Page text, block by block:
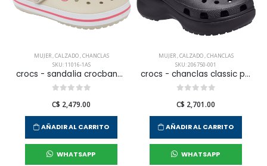
MUJER,CALZADO,CHANCLAS
SKU: 11016-1AS
crocs - sandalia crocband para mujer
C$ 2,479.00
AÑADIR AL CARRITO
WHATSAPP
MUJER,CALZADO,CHANCLAS
SKU: 206750-001
crocs - chanclas classic platform clog w para mujer
C$ 2,701.00
AÑADIR AL CARRITO
WHATSAPP